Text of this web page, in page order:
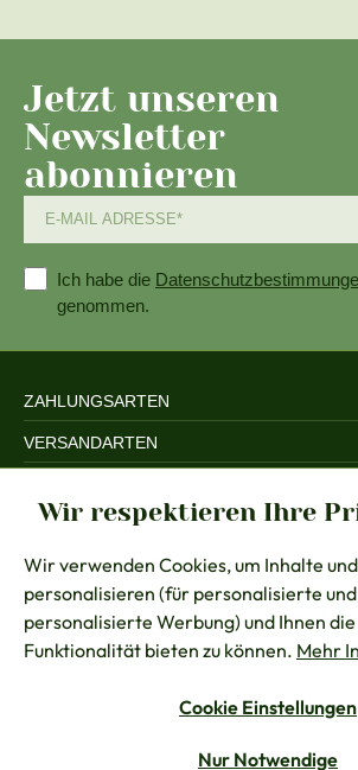
Jetzt unseren
Newsletter
abonnieren
Ich habe die
genommen.
ZAHLUNGSARTEN
VERSANDARTEN
RECHTLICHES
BERATUNG
KONTAKT
Vertrag widerrufen
Wir respektieren Ihre
Wir verwenden Cookies, um Inhalte
personalisieren (für personalisierte
personalisierte Werbung) und Ihnen
Funktionalität bieten zu können. Mehr
Cookie Einstellungen
Nur Notwendige